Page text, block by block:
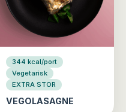
344 kcal/port
Vegetarisk
EXTRA STOR
VEGOLASAGNE